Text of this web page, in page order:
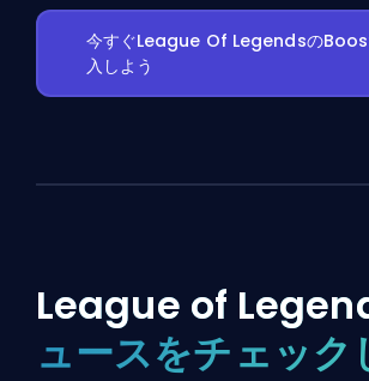
今すぐLeague Of Legendsの
入しよう
League of
ュースをチェック